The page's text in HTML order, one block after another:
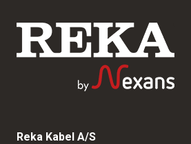
Reka Kabel A/S